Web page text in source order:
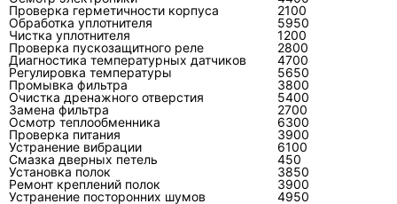
приводит к переделке?
Потому что симптом показывает результат, а
не первопричину. Течь можно временно
убрать прочисткой шланга, но она вернётся,
если испаритель обмерзает; новую плату
можно повредить повторно, если не
устранить короткое замыкание двигателя или
скачки питания.
Проверка герметичности корпуса
2100
Обработка уплотнителя
5950
Чистка уплотнителя
1200
Проверка пускозащитного реле
2800
Диагностика температурных датчиков
4700
Регулировка температуры
5650
Промывка фильтра
3800
Очистка дренажного отверстия
5400
Замена фильтра
2700
Осмотр теплообменника
6300
Проверка питания
3900
Устранение вибрации
6100
Смазка дверных петель
450
Установка полок
3850
Ремонт креплений полок
3900
Устранение посторонних шумов
4950